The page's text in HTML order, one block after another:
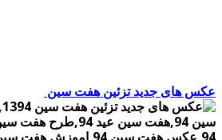
عکس های جدید تزئین هفت سین